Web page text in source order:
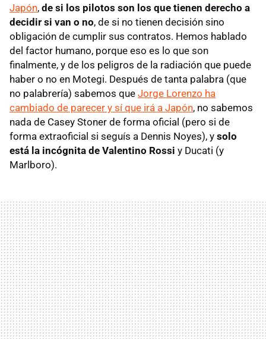
Japón, de si los pilotos son los que tienen derecho a
decidir si van o no, de si no tienen decisión sino
obligación de cumplir sus contratos. Hemos hablado
del factor humano, porque eso es lo que son
finalmente, y de los peligros de la radiación que puede
haber o no en Motegi. Después de tanta palabra (que
no palabrería) sabemos que Jorge Lorenzo ha
cambiado de parecer y sí que irá a Japón, no sabemos
nada de Casey Stoner de forma oficial (pero si de
forma extraoficial si seguís a Dennis Noyes), y solo
está la incógnita de Valentino Rossi y Ducati (y
Marlboro).